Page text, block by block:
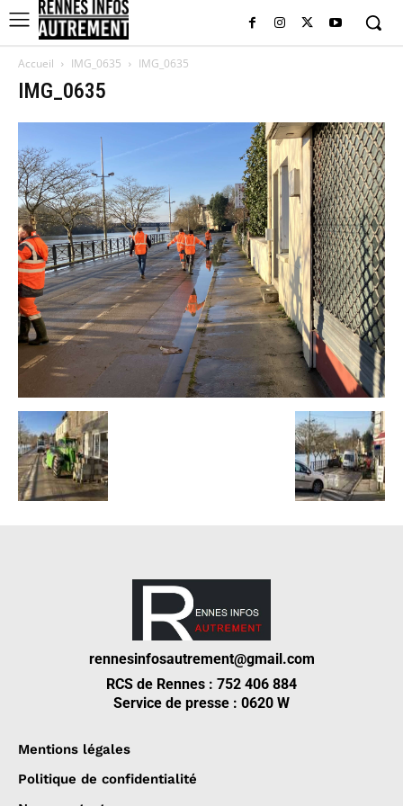
Accueil IMG_0635 IMG_0635
IMG_0635
rennesinfosautrement@gmail.com
RCS de Rennes : 752 406 884
Service de presse : 0620 W
Mentions légales
Politique de confidentialité